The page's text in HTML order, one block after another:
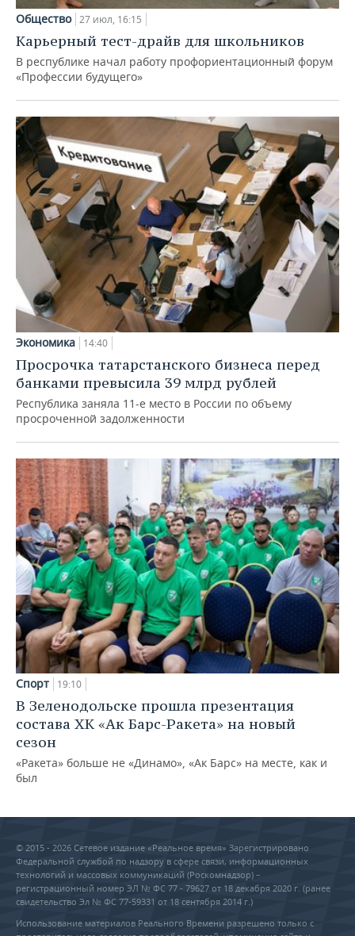
Общество 27 июл, 16:15
Карьерный тест-драйв для школьников
В республике начал работу профориентационный форум
«Профессии будущего»
Экономика 14:40
Просрочка татарстанского бизнеса перед
банками превысила 39 млрд рублей
Республика заняла 11-е место в России по объему
просроченной задолженности
Спорт 19:10
В Зеленодольске прошла презентация
состава ХК «Ак Барс-Ракета» на новый
сезон
«Ракета» больше не «Динамо», «Ак Барс» на месте, как и
был
© 2015 - 2026 Сетевое издание «Реальное время» Зарегистрировано
Федеральной службой по надзору в сфере связи, информационных
технологий и массовых коммуникаций (Роскомнадзор) –
регистрационный номер ЭЛ № ФС 77 - 79627 от 18 декабря 2020 г. (ранее
свидетельство Эл № ФС 77-59331 от 18 сентября 2014 г.)
Использование материалов Реального Времени разрешено только с